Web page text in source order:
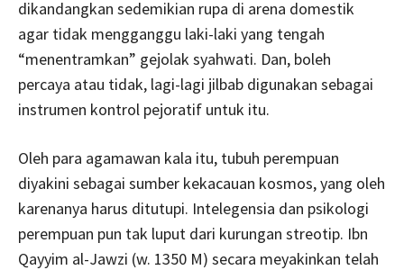
dikandangkan sedemikian rupa di arena domestik
agar tidak mengganggu laki-laki yang tengah
“menentramkan” gejolak syahwati. Dan, boleh
percaya atau tidak, lagi-lagi jilbab digunakan sebagai
instrumen kontrol pejoratif untuk itu.
Oleh para agamawan kala itu, tubuh perempuan
diyakini sebagai sumber kekacauan kosmos, yang oleh
karenanya harus ditutupi. Intelegensia dan psikologi
perempuan pun tak luput dari kurungan streotip. Ibn
Qayyim al-Jawzi (w. 1350 M) secara meyakinkan telah